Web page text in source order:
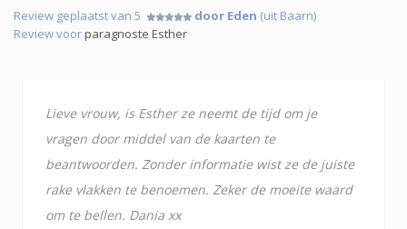
Review geplaatst van 5 door Eden (uit Baarn)
Review voorparagnoste Esther
Lieve vrouw, is Esther ze neemt de tijd om je
vragen door middel van de kaarten te
beantwoorden. Zonder informatie wist ze de juiste
rake vlakken te benoemen. Zeker de moeite waard
om te bellen. Dania xx